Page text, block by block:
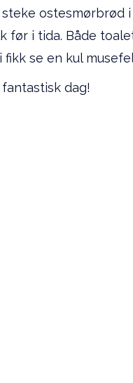
ostesmørbrød
før i tida. Både
fikk se en kul
dag!